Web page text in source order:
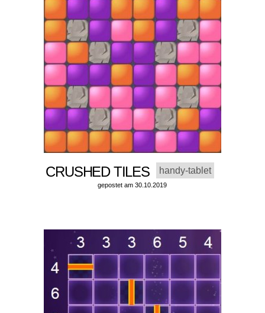
CRUSHED TILES handy-tablet
gepostet am 30.10.2019